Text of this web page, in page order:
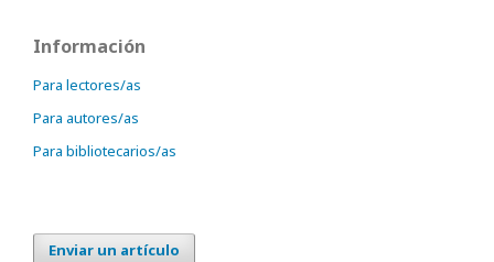
Información
Para lectores/as
Para autores/as
Para bibliotecarios/as
Enviar un artículo